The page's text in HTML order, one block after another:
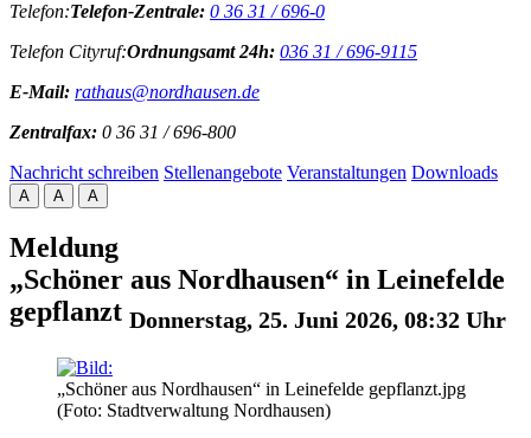
Telefon:Telefon-Zentrale: 0 36 31 / 696-0
Telefon Cityruf:Ordnungsamt 24h: 036 31 / 696-9115
E-Mail: rathaus@nordhausen.de
Zentralfax: 0 36 31 / 696-800
Nachricht schreiben Stellenangebote Veranstaltungen Downloads
A A A
Meldung
„Schöner aus Nordhausen“ in Leinefelde
gepflanzt Donnerstag, 25. Juni 2026, 08:32 Uhr
„Schöner aus Nordhausen“ in Leinefelde gepflanzt.jpg
(Foto: Stadtverwaltung Nordhausen)